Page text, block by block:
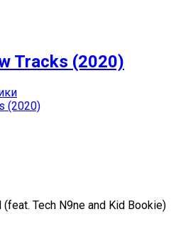
Tracks (2020)
Tech N9ne and Kid Bookie)